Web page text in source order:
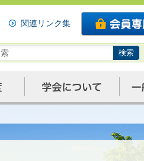
関連リンク集